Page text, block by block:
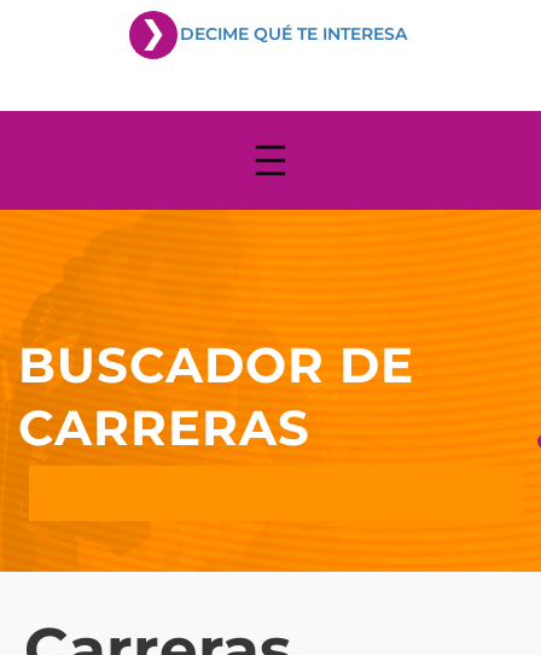
DECIME QUÉ TE INTERESA
BUSCADOR DE
CARRERAS